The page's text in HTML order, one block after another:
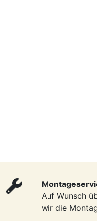
Auf Wunsch
wir die